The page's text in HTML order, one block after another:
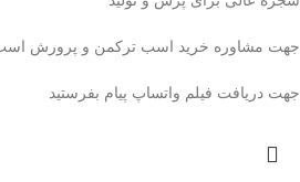
جهت مشاوره خرید اسب ترکمن و پرورش اسب ترکمن
جهت دریافت فیلم واتساپ پیام بفرستید